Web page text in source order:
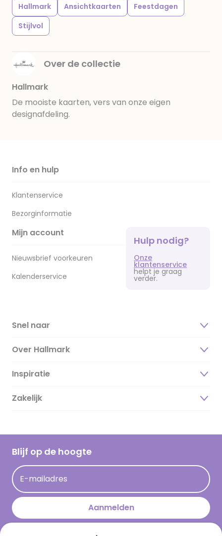
bevatten. Koel en droog bewaren.
Hallmark Ansichtkaarten
Feestdagen
Stijlvol
Over de collectie
Hallmark
De mooiste kaarten, vers van onze eigen
designafdeling.
Info en hulp
Klantenservice
Bezorginformatie
Mijn account
Nieuwsbrief voorkeuren
Kalenderservice
Hulp nodig?
Onze
klantenservice
helpt je graag
verder.
Snel naar
Over Hallmark
Over ons
Duurzaamheid
Hallmark Kaartclub
Acties
Persberichten
Hallmark en Kinderpostzegels
Inspiratie
Magazine
Cadeau inspiratie
Kaartinspiratie
Zakelijk
Blijf op de hoogte
E-mailadres
Aanmelden